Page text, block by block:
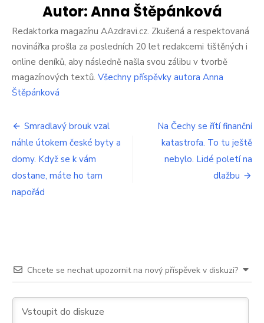
okamžitě
vyhoďte
do
koše.
Prodávalo
se
na
ho
sní,
ten
to
pořádně
Autor:Anna Štěpánková
Redaktorka magazínu AAzdravi.cz. Zkušená a respektovaná
novinářka prošla za posledních 20 let redakcemi tištěných i
online deníků, aby následně našla svou zálibu v tvorbě
magazínových textů. Všechny příspěvky autora Anna
Štěpánková
Navigace
pro
příspěvek
Smradlavý brouk vzal
náhle útokem české byty a
domy. Když se k vám
dostane, máte ho tam
napořád
Na Čechy se řítí finanční
katastrofa. To tu ještě
nebylo. Lidé poletí na
dlažbu
Chcete se nechat upozornit na nový příspěvek v diskuzi?